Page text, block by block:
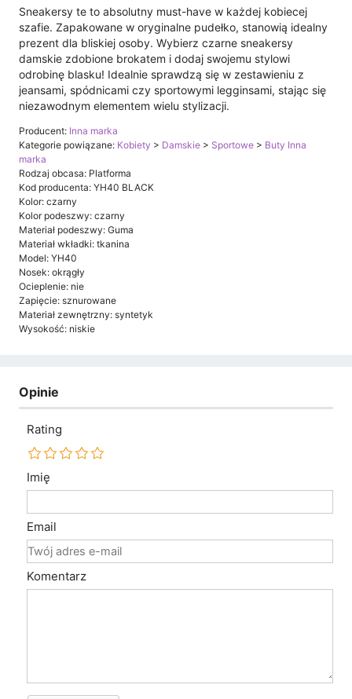
Sneakersy te to absolutny must-have w każdej kobiecej
szafie. Zapakowane w oryginalne pudełko, stanowią idealny
prezent dla bliskiej osoby. Wybierz czarne sneakersy
damskie zdobione brokatem i dodaj swojemu stylowi
odrobinę blasku! Idealnie sprawdzą się w zestawieniu z
jeansami, spódnicami czy sportowymi legginsami, stając się
niezawodnym elementem wielu stylizacji.
Producent: Inna marka
Kategorie powiązane: Kobiety > Damskie > Sportowe > Buty Inna
marka
Rodzaj obcasa: Platforma
Kod producenta: YH40 BLACK
Kolor: czarny
Kolor podeszwy: czarny
Materiał podeszwy: Guma
Materiał wkładki: tkanina
Model: YH40
Nosek: okrągły
Ocieplenie: nie
Zapięcie: sznurowane
Materiał zewnętrzny: syntetyk
Wysokość: niskie
Opinie
Rating
Imię
Email
Komentarz